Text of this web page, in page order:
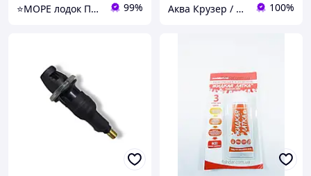
⭐️МОРЕ лодок ПВХ ▶️more-lodok.com.ua ⚡ 99% Аква Крузер / Aqua Cruiser 100%